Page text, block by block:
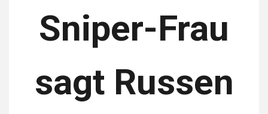
Sniper-Frau
sagt Russen